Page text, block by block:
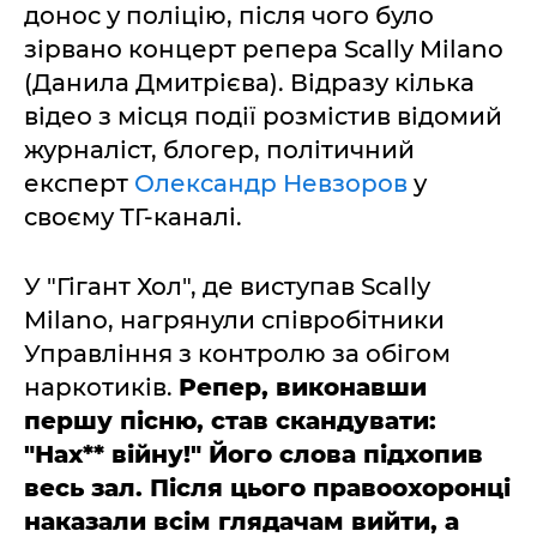
донос у поліцію, після чого було
зірвано концерт репера Scally Milano
(Данила Дмитрієва). Відразу кілька
відео з місця події розмістив відомий
журналіст, блогер, політичний
експерт Олександр Невзоров у
своєму ТГ-каналі.
У "Гігант Хол", де виступав Scally
Milano, нагрянули співробітники
Управління з контролю за обігом
наркотиків. Репер, виконавши
першу пісню, став скандувати:
"Нах** війну!" Його слова підхопив
весь зал. Після цього правоохоронці
наказали всім глядачам вийти, а